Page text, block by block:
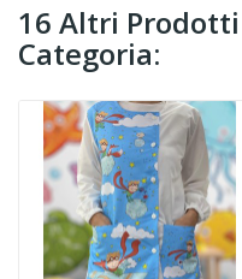
16 Altri
Categoria: